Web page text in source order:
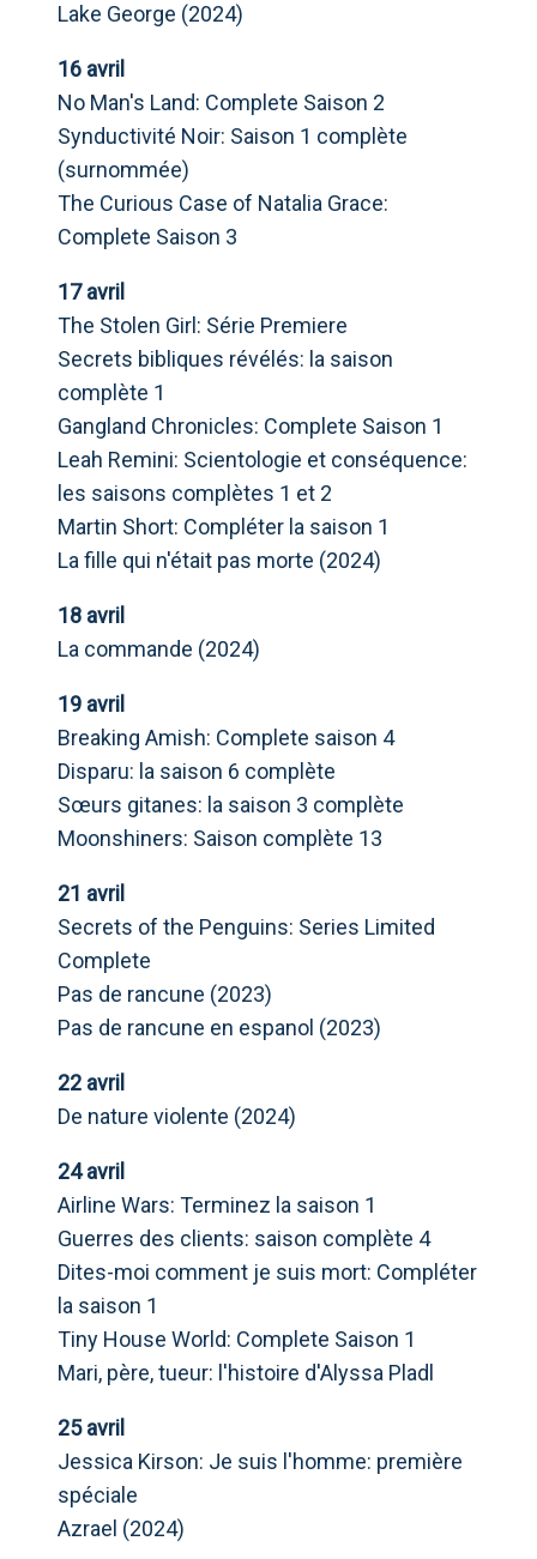
Lake George (2024)
16 avril
No Man's Land: Complete Saison 2
Synductivité Noir: Saison 1 complète
(surnommée)
The Curious Case of Natalia Grace:
Complete Saison 3
17 avril
The Stolen Girl: Série Premiere
Secrets bibliques révélés: la saison
complète 1
Gangland Chronicles: Complete Saison 1
Leah Remini: Scientologie et conséquence:
les saisons complètes 1 et 2
Martin Short: Compléter la saison 1
La fille qui n'était pas morte (2024)
18 avril
La commande (2024)
19 avril
Breaking Amish: Complete saison 4
Disparu: la saison 6 complète
Sœurs gitanes: la saison 3 complète
Moonshiners: Saison complète 13
21 avril
Secrets of the Penguins: Series Limited
Complete
Pas de rancune (2023)
Pas de rancune en espanol (2023)
22 avril
De nature violente (2024)
24 avril
Airline Wars: Terminez la saison 1
Guerres des clients: saison complète 4
Dites-moi comment je suis mort: Compléter
la saison 1
Tiny House World: Complete Saison 1
Mari, père, tueur: l'histoire d'Alyssa Pladl
25 avril
Jessica Kirson: Je suis l'homme: première
spéciale
Azrael (2024)